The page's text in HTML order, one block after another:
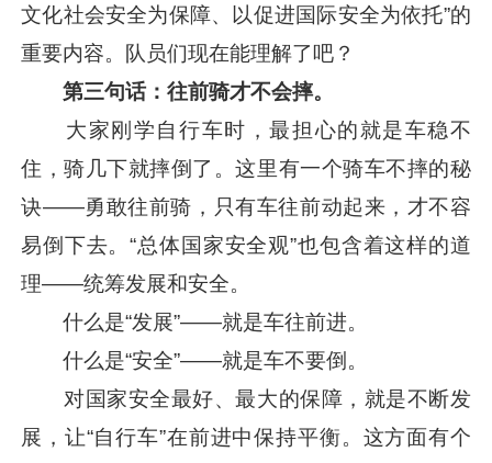
文化社会安全为保障、以促进国际安全为依托”的
重要内容。队员们现在能理解了吧？
第三句话：往前骑才不会摔。
大家刚学自行车时，最担心的就是车稳不
住，骑几下就摔倒了。这里有一个骑车不摔的秘
诀——勇敢往前骑，只有车往前动起来，才不容
易倒下去。“总体国家安全观”也包含着这样的道
理——统筹发展和安全。
什么是“发展”——就是车往前进。
什么是“安全”——就是车不要倒。
对国家安全最好、最大的保障，就是不断发
展，让“自行车”在前进中保持平衡。这方面有个